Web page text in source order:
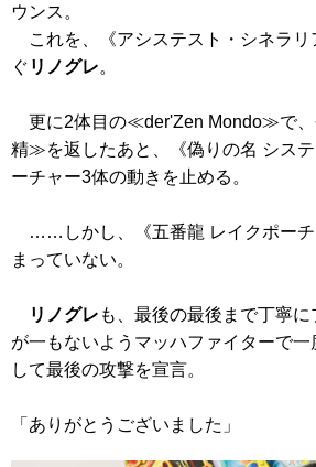
ウンス。
これを、
《アシステスト・シネラリ
ぐ リノグレ。
更に2体目の≪der'Zen Mondo≫で
精≫を返したあと、
《偽りの名 システ
ーチャー3体の動きを止める。
……しかし、 《五番龍 レイクポー
まっていない。
リノグレ も、最後の最後まで丁寧
が一もないようマッハファイターで
して最後の攻撃を宣言。
「ありがとうございました」